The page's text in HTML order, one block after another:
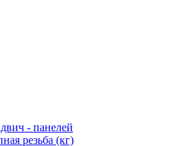
- панелей
резьба (кг)